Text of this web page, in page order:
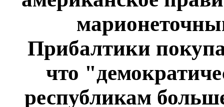
Прибалтики
что
республикам